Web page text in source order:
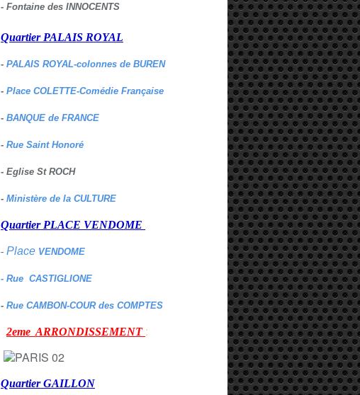
- Fontaine des INNOCENTS
Quartier PALAIS ROYAL
- PALAIS ROYAL-colonnes de BUREN
- Place COLETTE-Comédie Française
- BANQUE de FRANCE
- Rue Saint Honoré
- Eglise St ROCH
- Ministère de la CULTURE
Quartier PLACE VENDOME
- Place VENDOME
- Rue CASTIGLIONE
- Rue CAMBON-COUR des COMPTES
2eme ARRONDISSEMENT :
Quartier GAILLON